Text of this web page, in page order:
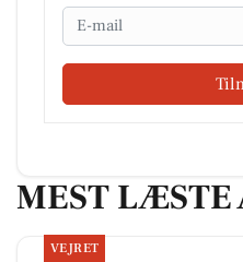
Email
MEST LÆSTE
VEJRET